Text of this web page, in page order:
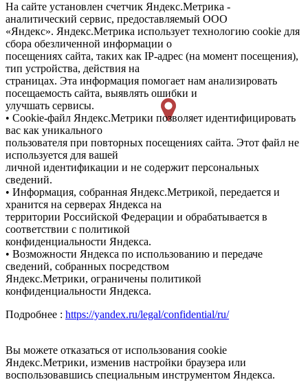
На сайте установлен счетчик Яндекс.Метрика -
аналитический сервис, предоставляемый ООО
«Яндекс». Яндекс.Метрика использует технологию cookie для
сбора обезличенной информации о
посещениях сайта, таких как IP-адрес (на момент посещения),
тип устройства, действия на
страницах. Эта информация помогает нам анализировать
посещаемость сайта, выявлять ошибки и
улучшать сервисы.
• Cookie-файл Яндекс.Метрики позволяет идентифицировать
вас как уникального
пользователя при повторных посещениях сайта. Этот файл не
используется для вашей
личной идентификации и не содержит персональных
сведений.
• Информация, собранная Яндекс.Метрикой, передается и
хранится на серверах Яндекса на
территории Российской Федерации и обрабатывается в
соответствии с политикой
конфиденциальности Яндекса.
• Возможности Яндекса по использованию и передаче
сведений, собранных посредством
Яндекс.Метрики, ограничены политикой
конфиденциальности Яндекса.
Подробнее : https://yandex.ru/legal/confidential/ru/
Вы можете отказаться от использования cookie
Яндекс.Метрики, изменив настройки браузера или
воспользовавшись специальным инструментом Яндекса.